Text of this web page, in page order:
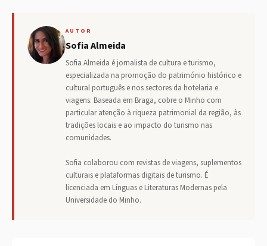
AUTOR
Sofia Almeida
Sofia Almeida é jornalista de cultura e turismo,
especializada na promoção do património histórico e
cultural português e nos sectores da hotelaria e
viagens. Baseada em Braga, cobre o Minho com
particular atenção à riqueza patrimonial da região, às
tradições locais e ao impacto do turismo nas
comunidades.
Sofia colaborou com revistas de viagens, suplementos
culturais e plataformas digitais de turismo. É
licenciada em Línguas e Literaturas Modernas pela
Universidade do Minho.